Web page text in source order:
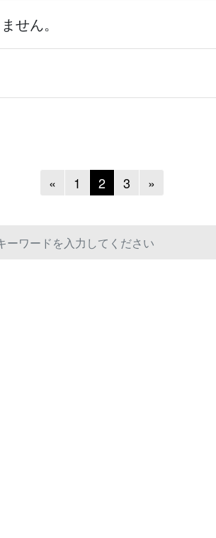
せん。
« Previous
1 2 3 »